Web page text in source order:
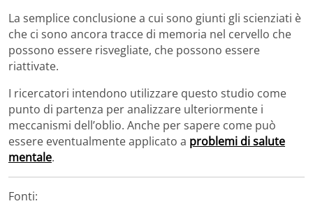
La semplice conclusione a cui sono giunti gli scienziati è
che ci sono ancora tracce di memoria nel cervello che
possono essere risvegliate, che possono essere
riattivate.
I ricercatori intendono utilizzare questo studio come
punto di partenza per analizzare ulteriormente i
meccanismi dell’oblio. Anche per sapere come può
essere eventualmente applicato a problemi di salute
mentale.
Fonti: